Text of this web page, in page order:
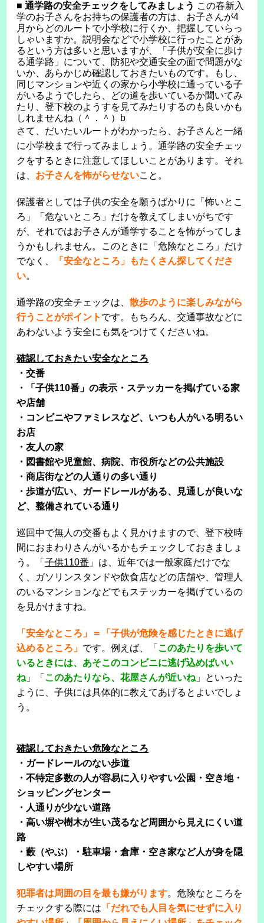
■通学路の安全チェックをしてみましょう この春新入
学のお子さんをお持ちの保護者の方は、お子さんが4
月からどのルートで小学校に行くか、把握していらっ
しゃいますか。説明会などで小学校に行ったことがあ
るという方は多いと思いますが、「子供が安全に歩け
る通学路」について、防犯や交通安全の面で問題がな
いか、あらかじめ確認しておきたいものです。もし、
同じマンションや近くの家から小学校に通っている子
がいるようでしたら、どの道を歩いているか聞いてみ
たり、登下校のようすを見てみたりするのも良いかも
しれませんね（＾．＾）b
さて、だいたいルートがわかったら、お子さんと一緒
に小学校まで行ってみましょう。通学路の安全チェッ
クをするときに注意してほしいことがあります。それ
は、 お子さんを怖がらせないこと。
保護者としては子供の安全を願うばかりに「怖いとこ
ろ」「危ないところ」だけを教えてしまいがちです
が、それではお子さんが通学することを怖がってしま
うかもしれません。このときに「危険なところ」だけ
でなく、
「安全なところ」もたくさん探してくださ
い。
通学路の安全チェックは、散歩のように楽しみながら
行うことがポイント です。もちろん、交通事故などに
あわないよう安全にも気をつけてくださいね。
確認しておきたい安全なところ
・交番
・「子供110番」の表示・ステッカーを掲げている家
や店舗
・コンビニやファミレスなど、いつも人がいる明るい
お店
・友人の家
・図書館や児童館、病院、市役所などの公共施設
・商店街などの人通りの多い通り
・歩道が広い、ガードレールがある、見通しが良いな
ど、整備されている通り
巡回中で無人の交番もよく見かけますので、登下校時
間におまわりさんがいるかもチェックしておきましょ
う。「子供110番 」は、近年では一般家庭だけでな
く、ガソリンスタンドや飲食店などの店舗や、管理人
のいるマンションなどでもステッカーを掲げているの
を見かけますね。
「安全なところ」＝「子供が危険を感じたときに逃げ
込めるところ」 です。例えば、「 このあたりを歩いて
いるときには、あそこのコンビニに逃げ込めばいい
ね」「 このあたりなら、花屋さんが近いね」といった
ように、子供には具体的に教えてあげるとよいでしょ
う。
確認しておきたい危険なところ
・ガードレールのない歩道
・不特定多数の人が容易に入りやすい公園・空き地・
ショッピングセンター
・人通りが少ない道路
・高い塀や樹木が生い茂るなど周囲から見えにくい道
路
・藪（やぶ）・駐車場・倉庫・空き家など人が身を隠
しやすい場所
犯罪者は周囲の目を最も嫌がります。危険なところを
チェックする際には 「だれでも人目を気にせずに入り